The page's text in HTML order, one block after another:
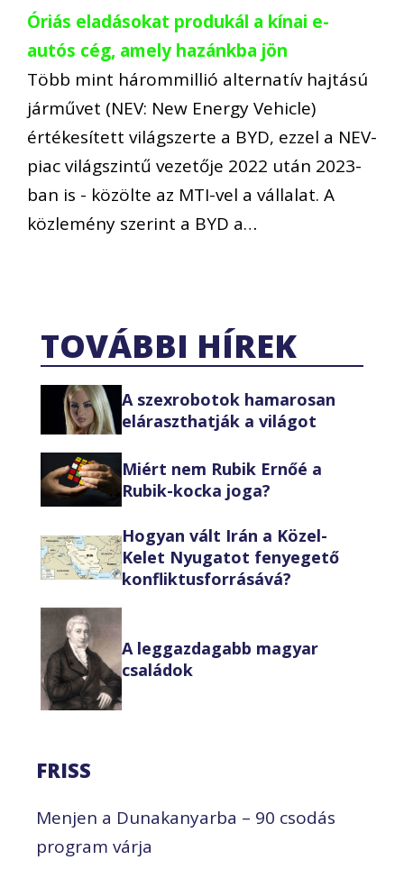
Óriás eladásokat produkál a kínai e-
autós cég, amely hazánkba jön
Több mint hárommillió alternatív hajtású
járművet (NEV: New Energy Vehicle)
értékesített világszerte a BYD, ezzel a NEV-
piac világszintű vezetője 2022 után 2023-
ban is - közölte az MTI-vel a vállalat. A
közlemény szerint a BYD a…
TOVÁBBI HÍREK
A szexrobotok hamarosan
eláraszthatják a világot
Miért nem Rubik Ernőé a
Rubik-kocka joga?
Hogyan vált Irán a Közel-
Kelet Nyugatot fenyegető
konfliktusforrásává?
A leggazdagabb magyar
családok
FRISS
Menjen a Dunakanyarba – 90 csodás
program várja